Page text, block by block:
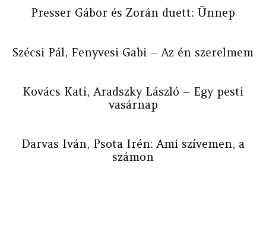
Presser Gábor és Zorán duett: Ünnep
Szécsi Pál, Fenyvesi Gabi – Az én szerelmem
Kovács Kati, Aradszky László – Egy pesti
vasárnap
Darvas Iván, Psota Irén: Ami szívemen, a
számon